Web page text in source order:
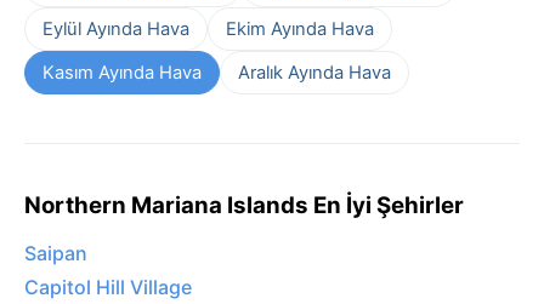
Eylül Ayında Hava
Ekim Ayında Hava
Kasım Ayında Hava
Aralık Ayında Hava
Northern Mariana Islands En İyi Şehirler
Saipan
Capitol Hill Village